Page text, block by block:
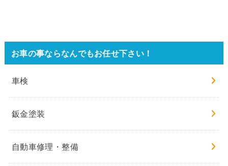
お車の事ならなんでもお任せ下さい！
車検
鈑金塗装
自動車修理・整備